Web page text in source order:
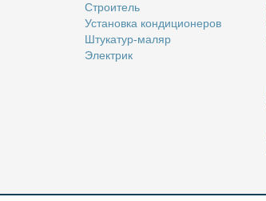
Стро­и­тель
Уста­нов­ка кон­ди­ци­о­не­ров
Шту­ка­тур-ма­ляр
Элек­трик